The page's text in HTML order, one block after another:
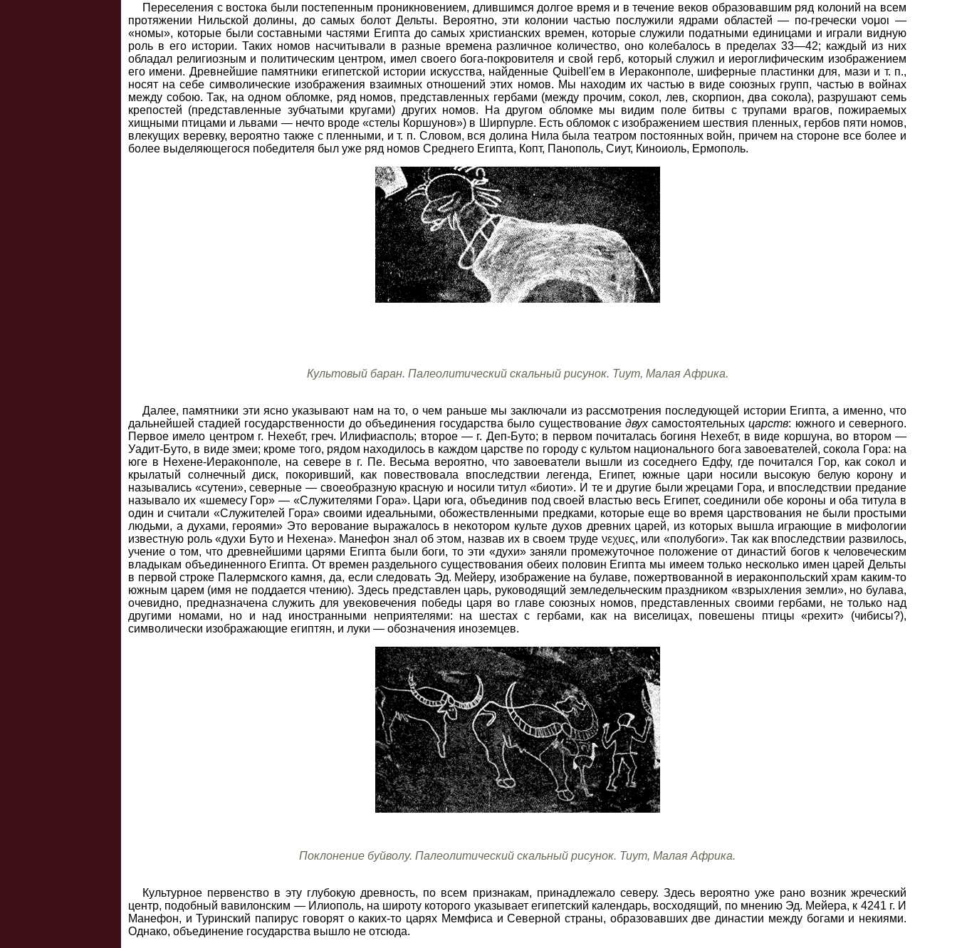
Переселения с востока были постепенным проникновением, длившимся долгое время и в течение веков образовавшим ряд колоний на всем
протяжении Нильской долины, до самых болот Дельты. Вероятно, эти колонии частью послужили ядрами областей — по-гречески νομοι —
«номы», которые были составными частями Египта до самых христианских времен, которые служили податными единицами и играли видную
роль в его истории. Таких номов насчитывали в разные времена различное количество, оно колебалось в пределах 33—42; каждый из них
обладал религиозным и политическим центром, имел своего бога-покровителя и свой герб, который служил и иероглифическим изображением
его имени. Древнейшие памятники египетской истории искусства, найденные Quibell'eм в Иераконполе, шиферные пластинки для, мази и т. п.,
носят на себе символические изображения взаимных отношений этих номов. Мы находим их частью в виде союзных групп, частью в войнах
между собою. Так, на одном обломке, ряд номов, представленных гербами (между прочим, сокол, лев, скорпион, два сокола), разрушают семь
крепостей (представленные зубчатыми кругами) других номов. На другом обломке мы видим поле битвы с трупами врагов, пожираемых
хищными птицами и львами — нечто вроде «стелы Коршунов») в Ширпурле. Есть обломок с изображением шествия пленных, гербов пяти номов,
влекущих веревку, вероятно также с пленными, и т. п. Словом, вся долина Нила была театром постоянных войн, причем на стороне все более и
более выделяющегося победителя был уже ряд номов Среднего Египта, Копт, Панополь, Сиут, Киноиоль, Ермополь.
Культовый баран. Палеолитический скальный рисунок. Тиут, Малая Африка.
Далее, памятники эти ясно указывают нам на то, о чем раньше мы заключали из рассмотрения последующей истории Египта, а именно, что
дальнейшей стадией государственности до объединения государства было существование двухсамостоятельныхцарств: южного и северного.
Первое имело центром г. Нехебт, греч. Илифиасполь; второе — г. Деп-Буто; в первом почиталась богиня Нехебт, в виде коршуна, во втором —
Уадит-Буто, в виде змеи; кроме того, рядом находилось в каждом царстве по городу с культом национального бога завоевателей, сокола Гора: на
юге в Нехене-Иераконполе, на севере в г. Пе. Весьма вероятно, что завоеватели вышли из соседнего Едфу, где почитался Гор, как сокол и
крылатый солнечный диск, покоривший, как повествовала впоследствии легенда, Египет, южные цари носили высокую белую корону и
назывались «сутени», северные — своеобразную красную и носили титул «биоти». И те и другие были жрецами Гора, и впоследствии предание
называло их «шемесу Гор» — «Служителями Гора». Цари юга, объединив под своей властью весь Египет, соединили обе короны и оба титула в
один и считали «Служителей Гора» своими идеальными, обожествленными предками, которые еще во время царствования не были простыми
людьми, а духами, героями» Это верование выражалось в некотором культе духов древних царей, из которых вышла играющие в мифологии
известную роль «духи Буто и Нехена». Манефон знал об этом, назвав их в своем труде νεχυες, или «полубоги». Так как впоследствии развилось,
учение о том, что древнейшими царями Египта были боги, то эти «духи» заняли промежуточное положение от династий богов к человеческим
владыкам объединенного Египта. От времен раздельного существования обеих половин Египта мы имеем только несколько имен царей Дельты
в первой строке Палермского камня, да, если следовать Эд. Мейеру, изображение на булаве, пожертвованной в иераконпольский храм каким-то
южным царем (имя не поддается чтению). Здесь представлен царь, руководящий земледельческим праздником «взрыхления земли», но булава,
очевидно, предназначена служить для увековечения победы царя во главе союзных номов, представленных своими гербами, не только над
другими номами, но и над иностранными неприятелями: на шестах с гербами, как на виселицах, повешены птицы «рехит» (чибисы?),
символически изображающие египтян, и луки — обозначения иноземцев.
Поклонение буйволу. Палеолитический скальный рисунок. Тиут, Малая Африка.
Культурное первенство в эту глубокую древность, по всем признакам, принадлежало северу. Здесь вероятно уже рано возник жреческий
центр, подобный вавилонским — Илиополь, на широту которого указывает египетский календарь, восходящий, по мнению Эд. Мейера, к 4241 г. И
Манефон, и Туринский папирус говорят о каких-то царях Мемфиса и Северной страны, образовавших две династии между богами и некиями.
Однако, объединение государства вышло не отсюда.